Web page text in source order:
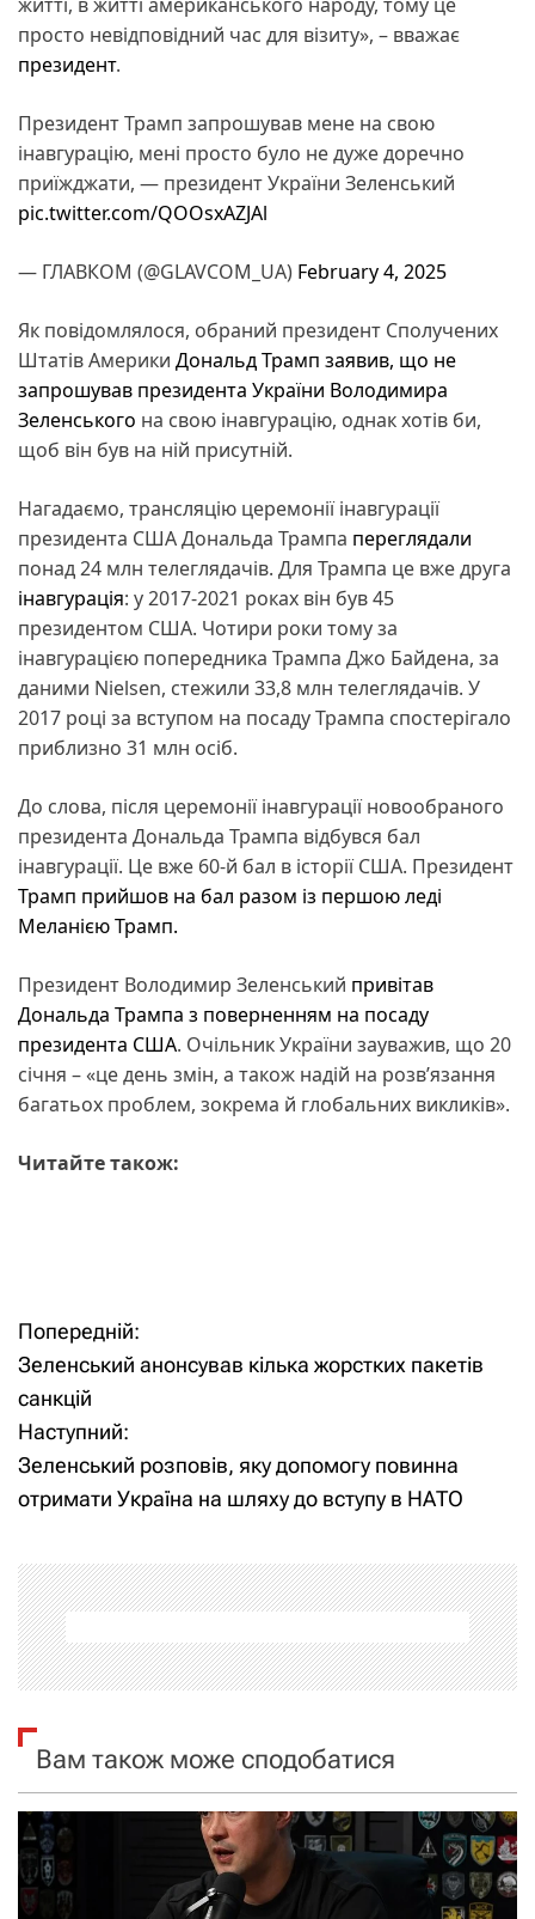
просто невідповідний час для візиту», – вважає
президент.
Президент Трамп запрошував мене на свою
інавгурацію, мені просто було не дуже доречно
приїжджати, — президент України Зеленський
pic.twitter.com/QOOsxAZJAl
— ГЛАВКОМ (@GLAVCOM_UA) February 4, 2025
Як повідомлялося, обраний президент Сполучених
Штатів Америки Дональд Трамп заявив, що не
запрошував президента України Володимира
Зеленського на свою інавгурацію, однак хотів би,
щоб він був на ній присутній.
Нагадаємо, трансляцію церемонії інавгурації
президента США Дональда Трампа переглядали
понад 24 млн телеглядачів. Для Трампа це вже друга
інавгурація: у 2017-2021 роках він був 45
президентом США. Чотири роки тому за
інавгурацією попередника Трампа Джо Байдена, за
даними Nielsen, стежили 33,8 млн телеглядачів. У
2017 році за вступом на посаду Трампа спостерігало
приблизно 31 млн осіб.
До слова, після церемонії інавгурації новообраного
президента Дональда Трампа відбувся бал
інавгурації. Це вже 60-й бал в історії США. Президент
Трамп прийшов на бал разом із першою леді
Меланією Трамп.
Президент Володимир Зеленський привітав
Дональда Трампа з поверненням на посаду
президента США. Очільник України зауважив, що 20
січня – «це день змін, а також надій на розв’язання
багатьох проблем, зокрема й глобальних викликів».
Читайте також:
Н
а
в
і
а
ц
і
я
з
а
п
Попередній:
Зеленський анонсував кілька жорстких пакетів
санкцій
Наступний:
Зеленський розповів, яку допомогу повинна
отримати Україна на шляху до вступу в НАТО
Вам також може сподобатися